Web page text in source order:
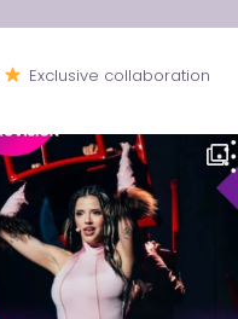
Exclusive collaboration